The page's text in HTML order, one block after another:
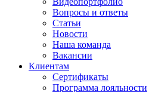
Вопросы и ответы
Статьи
Новости
Наша команда
Вакансии
Клиентам
Сертификаты
Программа лояльности